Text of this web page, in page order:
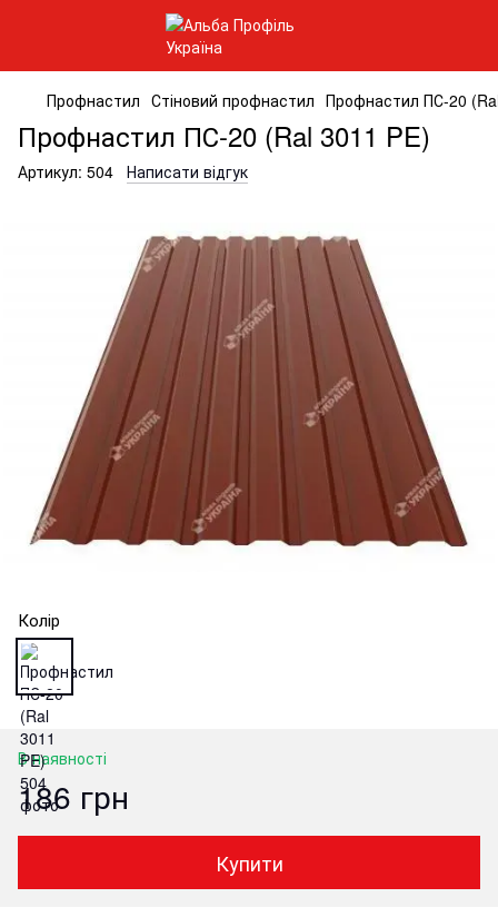
Профнастил Стіновий профнастил Профнастил ПС-20
Профнастил ПС-20 (Ral 3011 PE)
Артикул: 504 Написати відгук
Колір
В наявності
186 грн
Купити